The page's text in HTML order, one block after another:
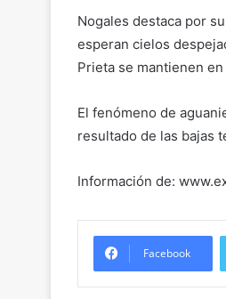
Nogales destaca por
esperan cielos
Prieta se mantienen
El fenómeno de
resultado de las bajas
Información de:
Facebook